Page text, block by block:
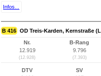
Infos...
B 416 OD Treis-Karden, Kernstraße
Nr.
12.919
(12.928)
B-Rang
9.796
(7.393)
DTV
SV